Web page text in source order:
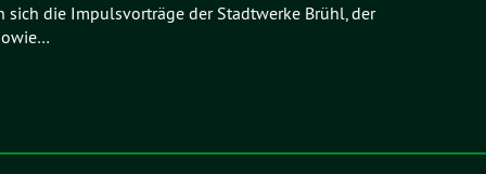
die Impulsvorträge der Stadtwerke Brühl, der